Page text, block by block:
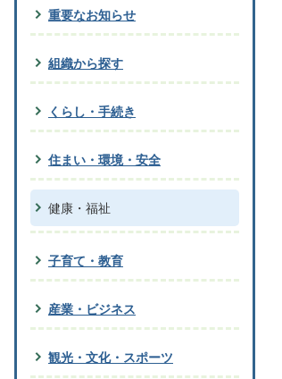
重要なお知らせ
組織から探す
くらし・手続き
住まい・環境・安全
健康・福祉
子育て・教育
産業・ビジネス
観光・文化・スポーツ